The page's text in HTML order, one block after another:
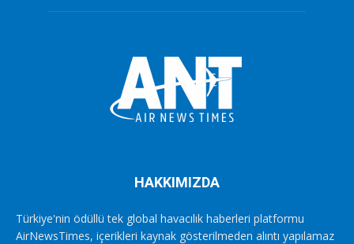
HAKKIMIZDA
Türkiye'nin ödüllü tek global havacılık haberleri platformu
AirNewsTimes, içerikleri kaynak gösterilmeden alıntı yapılamaz